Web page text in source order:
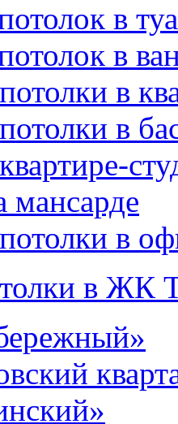
в
в
в
в
мансарде
в
в ЖК